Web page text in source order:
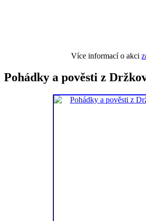
Více informací o akci
Pohádky a pověsti z